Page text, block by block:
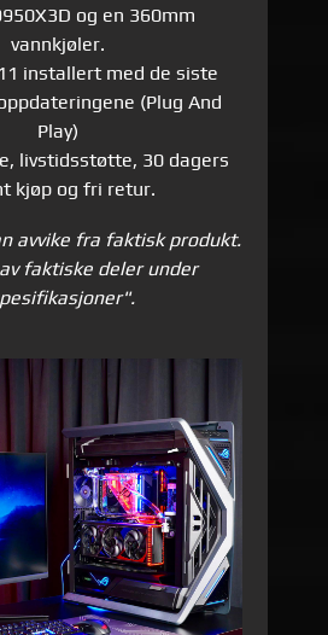
og en 360mm
vannkjøler.
installert med de siste
(Plug And
Play)
livstidsstøtte, 30 dagers
kjøp og fri retur.
avvike fra faktisk produkt.
faktiske deler under